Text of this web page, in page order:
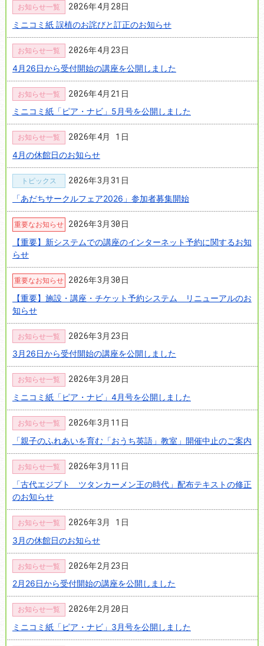
お知らせ一覧 2026年4月28日
ミニコミ紙 誤植のお詫びと訂正のお知らせ
お知らせ一覧 2026年4月23日
4月26日から受付開始の講座を公開しました
お知らせ一覧 2026年4月21日
ミニコミ紙「ピア・ナビ」5月号を公開しました
お知らせ一覧 2026年4月 1日
4月の休館日のお知らせ
トピックス 2026年3月31日
「あだちサークルフェア2026」参加者募集開始
重要なお知らせ 2026年3月30日
【重要】新システムでの講座のインターネット予約に関するお知
らせ
重要なお知らせ 2026年3月30日
【重要】施設・講座・チケット予約システム リニューアルのお
知らせ
お知らせ一覧 2026年3月23日
3月26日から受付開始の講座を公開しました
お知らせ一覧 2026年3月20日
ミニコミ紙「ピア・ナビ」4月号を公開しました
お知らせ一覧 2026年3月11日
「親子のふれあいを育む「おうち英語」教室」開催中止のご案内
お知らせ一覧 2026年3月11日
「古代エジプト ツタンカーメン王の時代」配布テキストの修正
のお知らせ
お知らせ一覧 2026年3月 1日
3月の休館日のお知らせ
お知らせ一覧 2026年2月23日
2月26日から受付開始の講座を公開しました
お知らせ一覧 2026年2月20日
ミニコミ紙「ピア・ナビ」3月号を公開しました